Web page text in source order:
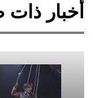
أخبار ذات